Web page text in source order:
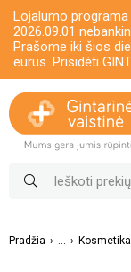
Lojalumo programa
2026.09.01
Prašome iki šios
eurus. Prisidėti
Pradžia ...